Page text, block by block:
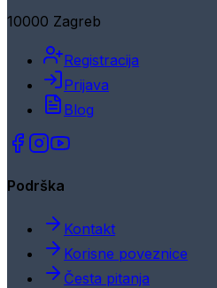
10000 Zagreb
Registracija
Prijava
Blog
Podrška
Kontakt
Korisne poveznice
Česta pitanja